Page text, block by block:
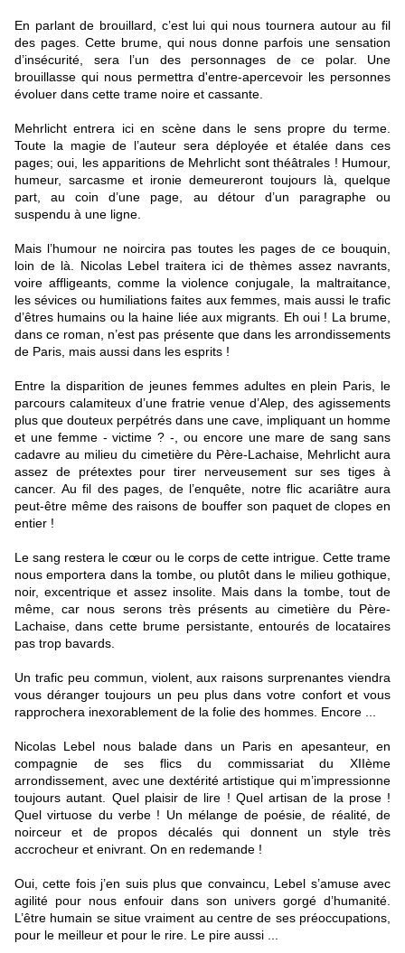
En parlant de brouillard, c’est lui qui nous tournera autour au fil
des pages. Cette brume, qui nous donne parfois une sensation
d’insécurité, sera l’un des personnages de ce polar. Une
brouillasse qui nous permettra d'entre-apercevoir les personnes
évoluer dans cette trame noire et cassante.
Mehrlicht entrera ici en scène dans le sens propre du terme.
Toute la magie de l’auteur sera déployée et étalée dans ces
pages; oui, les apparitions de Mehrlicht sont théâtrales ! Humour,
humeur, sarcasme et ironie demeureront toujours là, quelque
part, au coin d’une page, au détour d’un paragraphe ou
suspendu à une ligne.
Mais l’humour ne noircira pas toutes les pages de ce bouquin,
loin de là. Nicolas Lebel traitera ici de thèmes assez navrants,
voire affligeants, comme la violence conjugale, la maltraitance,
les sévices ou humiliations faites aux femmes, mais aussi le trafic
d’êtres humains ou la haine liée aux migrants. Eh oui ! La brume,
dans ce roman, n’est pas présente que dans les arrondissements
de Paris, mais aussi dans les esprits !
Entre la disparition de jeunes femmes adultes en plein Paris, le
parcours calamiteux d’une fratrie venue d’Alep, des agissements
plus que douteux perpétrés dans une cave, impliquant un homme
et une femme - victime ? -, ou encore une mare de sang sans
cadavre au milieu du cimetière du Père-Lachaise, Mehrlicht aura
assez de prétextes pour tirer nerveusement sur ses tiges à
cancer. Au fil des pages, de l’enquête, notre flic acariâtre aura
peut-être même des raisons de bouffer son paquet de clopes en
entier !
Le sang restera le cœur ou le corps de cette intrigue. Cette trame
nous emportera dans la tombe, ou plutôt dans le milieu gothique,
noir, excentrique et assez insolite. Mais dans la tombe, tout de
même, car nous serons très présents au cimetière du Père-
Lachaise, dans cette brume persistante, entourés de locataires
pas trop bavards.
Un trafic peu commun, violent, aux raisons surprenantes viendra
vous déranger toujours un peu plus dans votre confort et vous
rapprochera inexorablement de la folie des hommes. Encore ...
Nicolas Lebel nous balade dans un Paris en apesanteur, en
compagnie de ses flics du commissariat du XIIème
arrondissement, avec une dextérité artistique qui m’impressionne
toujours autant. Quel plaisir de lire ! Quel artisan de la prose !
Quel virtuose du verbe ! Un mélange de poésie, de réalité, de
noirceur et de propos décalés qui donnent un style très
accrocheur et enivrant. On en redemande !
Oui, cette fois j’en suis plus que convaincu, Lebel s’amuse avec
agilité pour nous enfouir dans son univers gorgé d’humanité.
L’être humain se situe vraiment au centre de ses préoccupations,
pour le meilleur et pour le rire. Le pire aussi ...